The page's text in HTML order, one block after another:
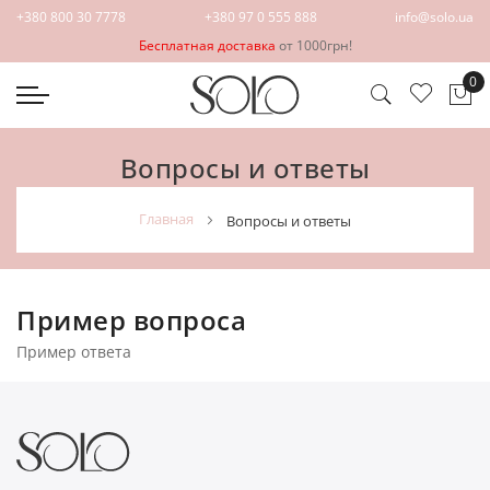
+380 800 30 7778 +380 97 0 555 888
info@solo.ua
Бесплатная доставка от 1000грн!
0
Вопросы и ответы
главная вопросы и ответы
Пример вопроса
Пример ответа